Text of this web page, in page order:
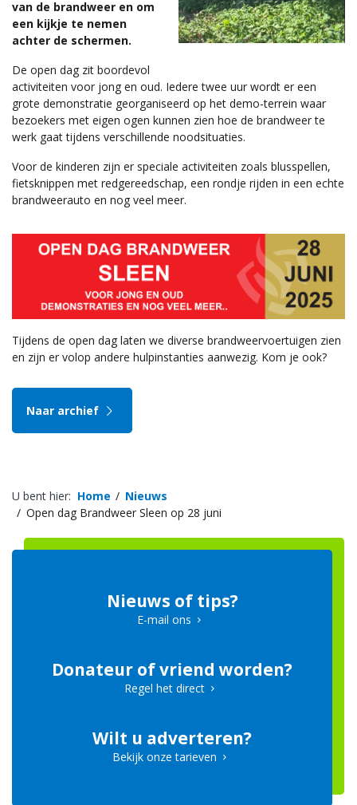
van de brandweer en om
een kijkje te nemen
achter de schermen.
De open dag zit boordevol
activiteiten voor jong en oud. Iedere twee uur wordt er een
grote demonstratie georganiseerd op het demo-terrein waar
bezoekers met eigen ogen kunnen zien hoe de brandweer te
werk gaat tijdens verschillende noodsituaties.
Voor de kinderen zijn er speciale activiteiten zoals blusspellen,
fietsknippen met redgereedschap, een rondje rijden in een echte
brandweerauto en nog veel meer.
Tijdens de open dag laten we diverse brandweervoertuigen zien
en zijn er volop andere hulpinstanties aanwezig. Kom je ook?
Naar archief
U bent hier: Home
Nieuws
Open dag Brandweer Sleen op 28 juni
Nieuws of tips?
E-mail ons
Donateur of vriend worden?
Regel het direct
Wilt u adverteren?
Bekijk onze tarieven